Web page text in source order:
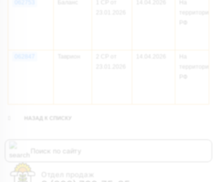
НАЗАД К СПИСКУ
Отдел продаж